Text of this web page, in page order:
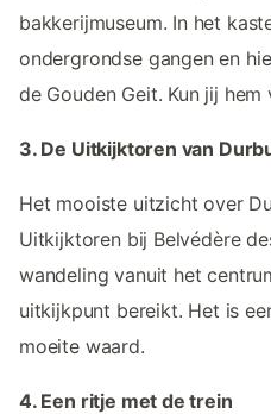
bakkerijmuseum. In het
ondergrondse gangen en
de Gouden Geit. Kun jij hem
3. De Uitkijktoren van
Het mooiste uitzicht over
Uitkijktoren bij Belvédère
wandeling vanuit het
uitkijkpunt bereikt. Het is
moeite waard.
4. Een ritje met de trein